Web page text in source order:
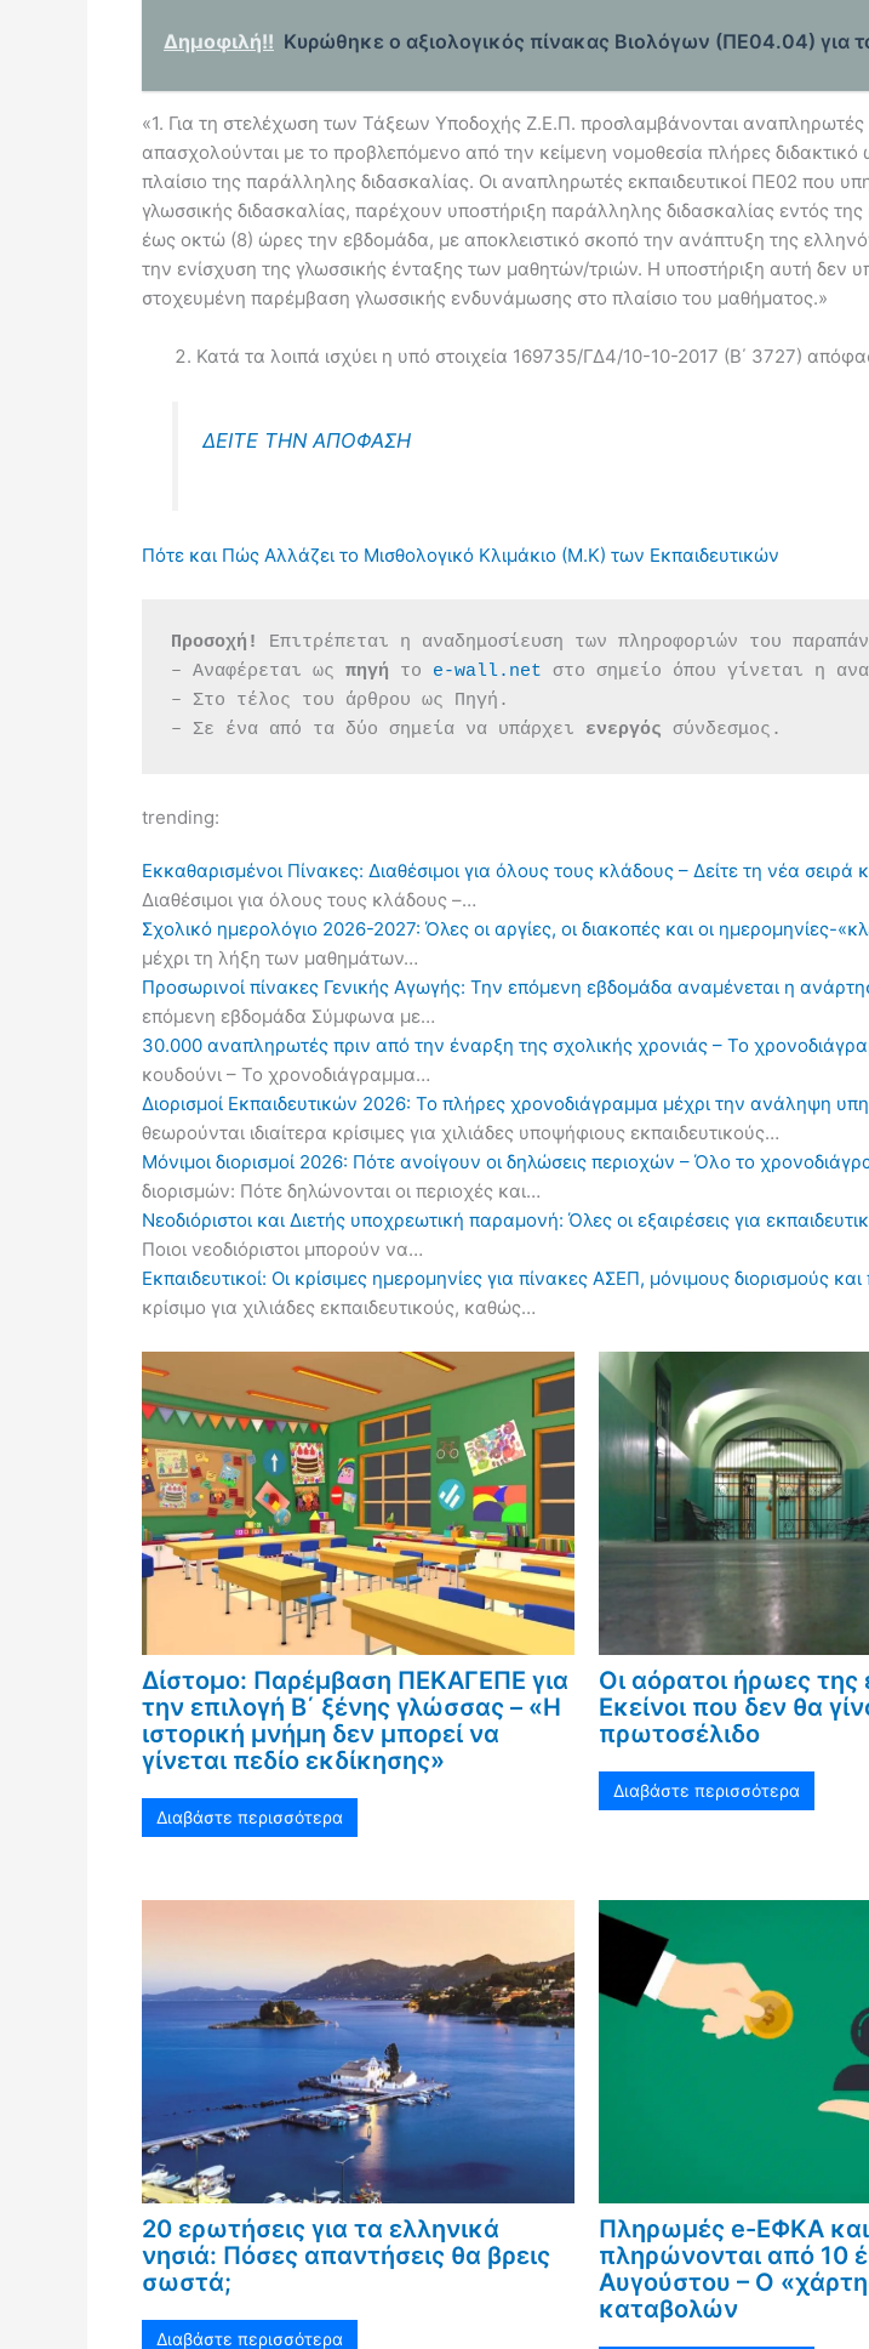
Δημοφιλή!! Κυρώθηκε ο αξιολογικός πίνακας Βιολόγων (ΠΕ04.04) για
«1. Για τη στελέχωση των Τάξεων Υποδοχής Ζ.Ε.Π. προσλαμβάνονται αναπληρωτές
απασχολούνται με το προβλεπόμενο από την κείμενη νομοθεσία πλήρες
πλαίσιο της παράλληλης διδασκαλίας. Οι αναπληρωτές εκπαιδευτικοί ΠΕ02
γλωσσικής διδασκαλίας, παρέχουν υποστήριξη παράλληλης διδασκαλίας εντός
έως οκτώ (8) ώρες την εβδομάδα, με αποκλειστικό σκοπό την ανάπτυξη της
την ενίσχυση της γλωσσικής ένταξης των μαθητών/τριών. Η υποστήριξη αυτή δεν
στοχευμένη παρέμβαση γλωσσικής ενδυνάμωσης στο πλαίσιο του μαθήματος.»
Κατά τα λοιπά ισχύει η υπό στοιχεία 169735/ΓΔ4/10-10-2017 (Β΄ 3727)
ΔΕΙΤΕ ΤΗΝ ΑΠΟΦΑΣΗ
Πότε και Πώς Αλλάζει το Μισθολογικό Κλιμάκιο (Μ.Κ) των Εκπαιδευτικών
Προσοχή!
Επιτρέπεται η αναδημοσίευση των πληροφοριών του
– Αναφέρεται ως πηγή το e-wall.net στο σημείο όπου γίνεται η
– Στο τέλος του άρθρου ως Πηγή.
– Σε ένα από τα δύο σημεία να υπάρχει ενεργός σύνδεσμος.
trending:
Εκκαθαρισμένοι Πίνακες: Διαθέσιμοι για όλους τους κλάδους – Δείτε τη νέα σειρά
Διαθέσιμοι για όλους τους κλάδους –…
Σχολικό ημερολόγιο 2026-2027: Όλες οι αργίες, οι διακοπές και οι ημερομηνίες-
μέχρι τη λήξη των μαθημάτων…
Προσωρινοί πίνακες Γενικής Αγωγής: Την επόμενη εβδομάδα αναμένεται η
επόμενη εβδομάδα Σύμφωνα με…
30.000 αναπληρωτές πριν από την έναρξη της σχολικής χρονιάς – Το
κουδούνι – Το χρονοδιάγραμμα…
Διορισμοί Εκπαιδευτικών 2026: Το πλήρες χρονοδιάγραμμα μέχρι την ανάληψη
θεωρούνται ιδιαίτερα κρίσιμες για χιλιάδες υποψήφιους εκπαιδευτικούς…
Μόνιμοι διορισμοί 2026: Πότε ανοίγουν οι δηλώσεις περιοχών – Όλο το
διορισμών: Πότε δηλώνονται οι περιοχές και…
Νεοδιόριστοι και Διετής υποχρεωτική παραμονή: Όλες οι εξαιρέσεις για
Ποιοι νεοδιόριστοι μπορούν να…
Εκπαιδευτικοί: Οι κρίσιμες ημερομηνίες για πίνακες ΑΣΕΠ, μόνιμους διορισμούς
κρίσιμο για χιλιάδες εκπαιδευτικούς, καθώς…
Δίστομο: Παρέμβαση ΠΕΚΑΓΕΠΕ για
την επιλογή Β΄ ξένης γλώσσας – «Η
ιστορική μνήμη δεν μπορεί να
γίνεται πεδίο εκδίκησης»
Διαβάστε περισσότερα
Οι αόρατοι ήρωες της
Εκείνοι που δεν θα
πρωτοσέλιδο
Διαβάστε περισσότερα
20 ερωτήσεις για τα ελληνικά
νησιά: Πόσες απαντήσεις θα βρεις
σωστά;
Διαβάστε περισσότερα
Πληρωμές e-ΕΦΚΑ
πληρώνονται από 10
Αυγούστου – Ο
καταβολών